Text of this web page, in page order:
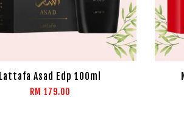
Lattafa Asad Edp 100ml
RM 179.00